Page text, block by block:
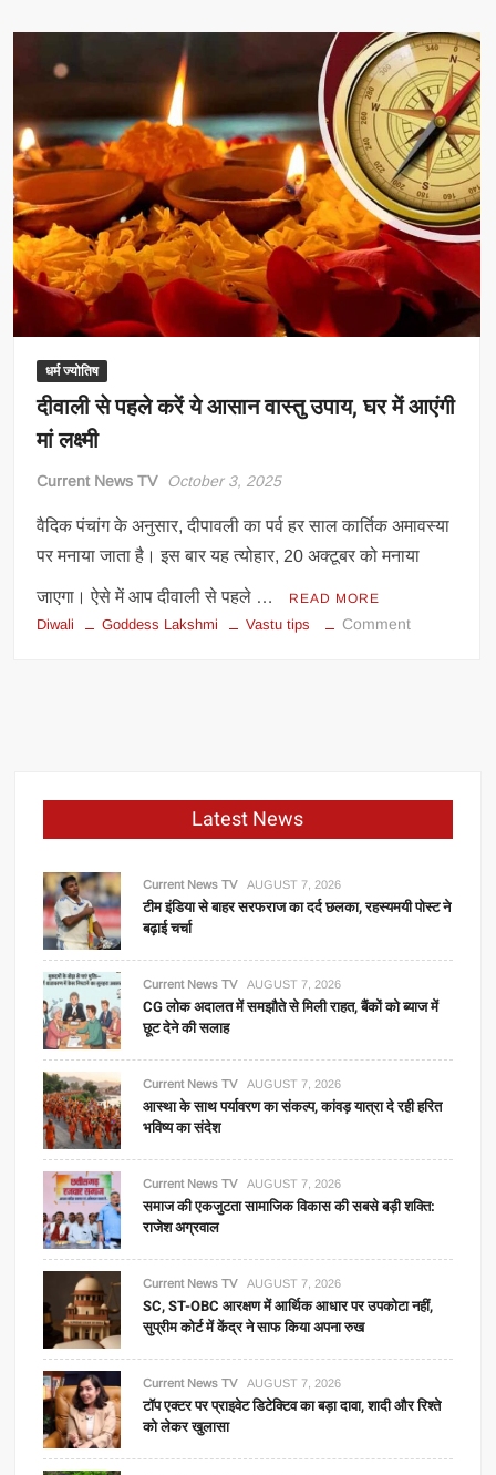
है
शुभ,
होती
है
धन
की
वर्षा!
जानें
सी
धर्म ज्योतिष
दीवाली से पहले करें ये आसान वास्तु उपाय, घर में आएंगी
मां लक्ष्मी
Current News TV October 3, 2025
वैदिक पंचांग के अनुसार, दीपावली का पर्व हर साल कार्तिक अमावस्या
पर मनाया जाता है। इस बार यह त्योहार, 20 अक्टूबर को मनाया
जाएगा। ऐसे में आप दीवाली से पहले … READ MORE
Diwali Goddess Lakshmi Vastu tips Commenton
वास्तु
आएंगी
Latest News
Current News TV AUGUST 7, 2026
टीम इंडिया से बाहर सरफराज का दर्द छलका, रहस्यमयी पोस्ट ने
बढ़ाई चर्चा
Current News TV AUGUST 7, 2026
CG लोक अदालत में समझौते से मिली राहत, बैंकों को ब्याज में
छूट देने की सलाह
Current News TV AUGUST 7, 2026
आस्था के साथ पर्यावरण का संकल्प, कांवड़ यात्रा दे रही हरित
भविष्य का संदेश
Current News TV AUGUST 7, 2026
समाज की एकजुटता सामाजिक विकास की सबसे बड़ी शक्ति:
राजेश अग्रवाल
Current News TV AUGUST 7, 2026
SC, ST-OBC आरक्षण में आर्थिक आधार पर उपकोटा नहीं,
सुप्रीम कोर्ट में केंद्र ने साफ किया अपना रुख
Current News TV AUGUST 7, 2026
टॉप एक्टर पर प्राइवेट डिटेक्टिव का बड़ा दावा, शादी और रिश्ते
को लेकर खुलासा